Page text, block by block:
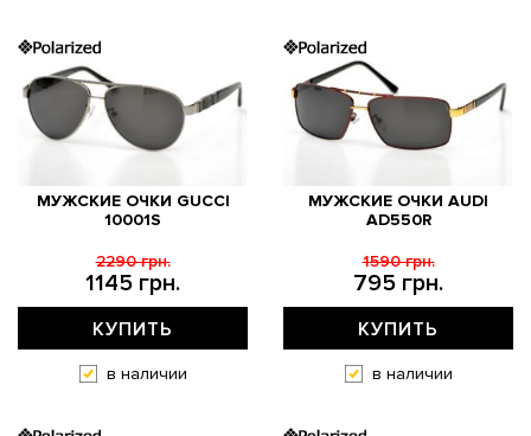
МУЖСКИЕ ОЧКИ GUCCI
10001S
1145 грн.
2290 грн.
КУПИТЬ
в наличии
МУЖСКИЕ ОЧКИ AUDI
AD550R
795 грн.
1590 грн.
КУПИТЬ
в наличии